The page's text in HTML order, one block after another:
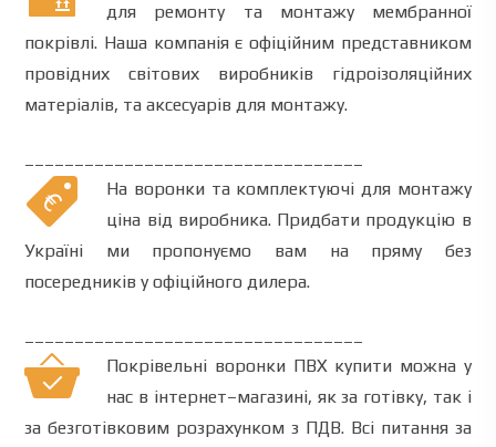
для ремонту та монтажу мембранної
покрівлі. Наша компанія є офіційним представником
провідних світових виробників гідроізоляційних
матеріалів, та аксесуарів для монтажу.
На воронки та комплектуючі для монтажу
ціна від виробника. Придбати продукцію в
Україні ми пропонуємо вам на пряму без
посередників у офіційного дилера.
Покрівельні воронки ПВХ купити можна у
нас в інтернет–магазині, як за готівку, так і
за безготівковим розрахунком з ПДВ. Всі питання за